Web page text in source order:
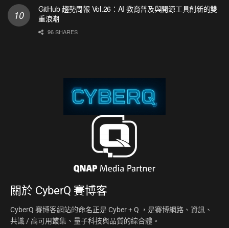
GitHub 趨勢周報 Vol.26：AI 教育普及與開源工具創新的雙
重浪潮
96 SHARES
關於 CyberQ 賽博客
CyberQ 賽博客網站的命名正是 Cyber + Q ，是賽博網路、資訊、
共識 / 高可用叢集、量子科技與品質的綜合體。